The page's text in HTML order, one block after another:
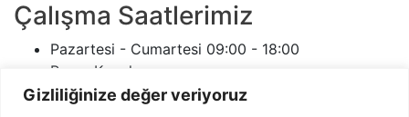
Gizliliğinize değer veriyoruz
Çalışma Saatlerimiz
Pazartesi - Cumartesi 09:00 - 18:00
Pazar
Kapalı
ersanelektrikci.com 7/24